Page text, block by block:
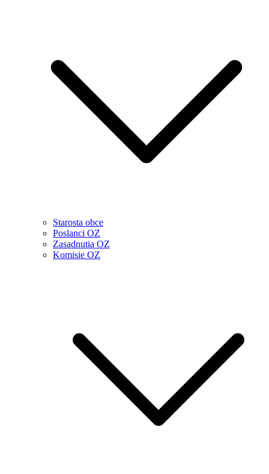
Starosta obce
Poslanci OZ
Zasadnutia OZ
Komisie OZ